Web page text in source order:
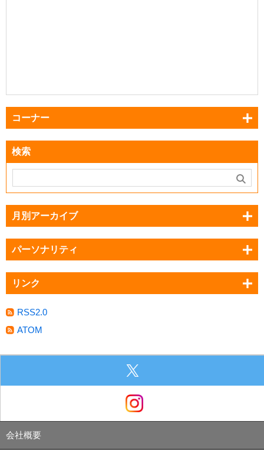
コーナー
検索
月別アーカイブ
パーソナリティ
リンク
RSS2.0
ATOM
会社概要